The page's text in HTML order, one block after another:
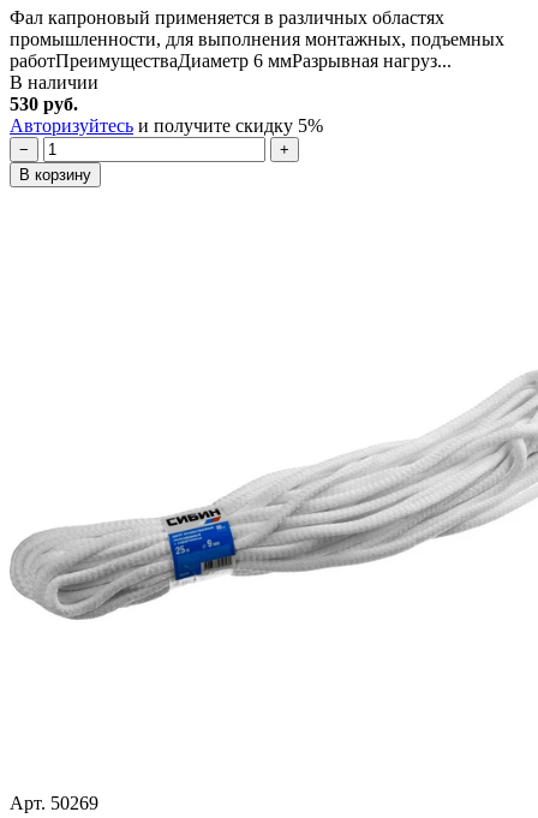
Фал капроновый применяется в различных областях
промышленности, для выполнения монтажных, подъемных
работПреимуществаДиаметр 6 ммРазрывная нагруз...
В наличии
530 руб.
Авторизуйтесь и получите скидку 5%
−
+
В корзину
Арт. 50269